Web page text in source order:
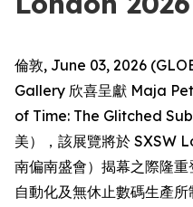
倫敦, June 03, 2026
Gallery 欣喜呈獻 Maja
of Time: The Glitched
美），該展覽將於 SXSW
南偏南盛會）揭幕之際隆重
自動化及無休止數碼生產